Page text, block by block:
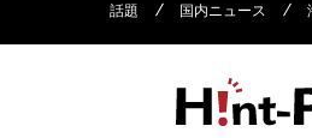
話題
国内ニュース